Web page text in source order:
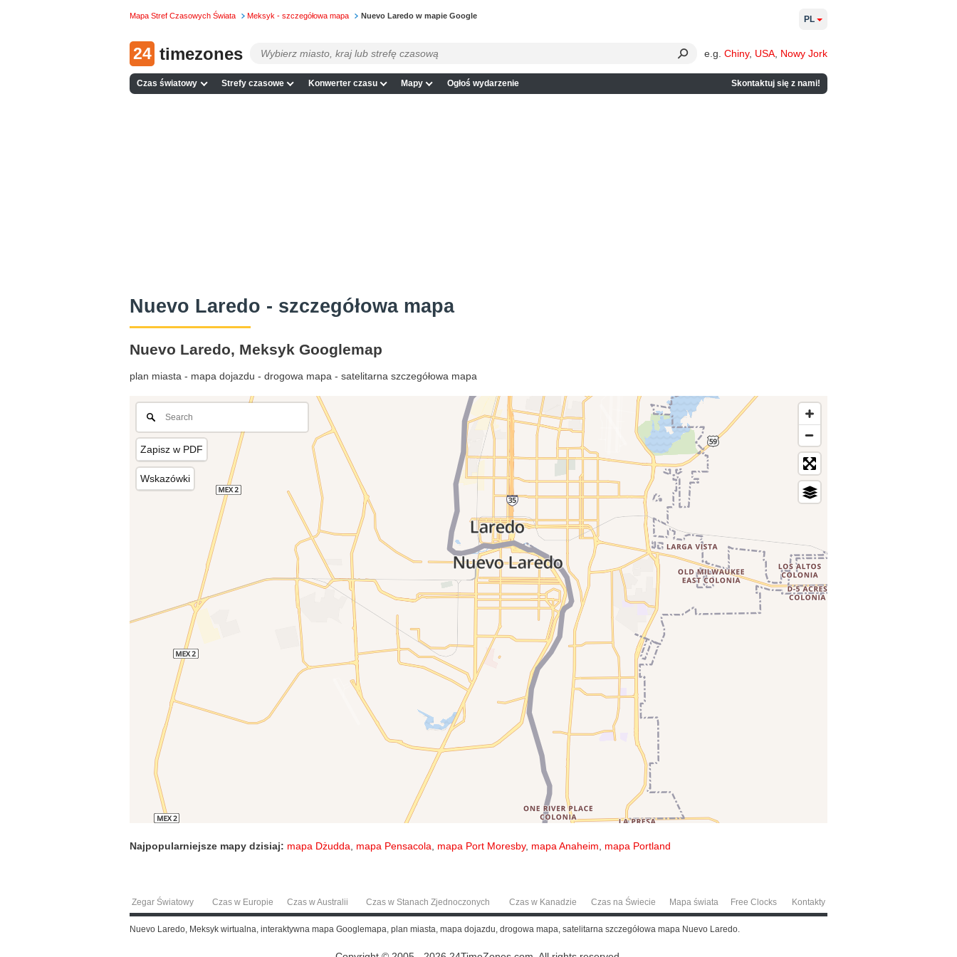
Mapa Stref Czasowych Świata Meksyk - szczegółowa mapa Nuevo Laredo w mapie Google
24 timezones e.g. Chiny, USA Nowy Jork
Czas światowy Strefy czasowe Konwerter czasu Mapy Ogłoś wydarzenie Skontaktuj się z nami!
PL
Nuevo Laredo - szczegółowa mapa
Nuevo Laredo, Meksyk Googlemap
plan miasta - mapa dojazdu - drogowa mapa - satelitarna szczegółowa mapa
Zapisz w PDF
Wskazówki
Najpopularniejsze mapy dzisiaj: mapa Dżudda mapa Pensacola mapa Port Moresby, mapa Anaheim mapa Portland
Zegar Światowy Czas w Europie Czas w Australii Czas w Stanach Zjednoczonych Czas w Kanadzie Czas na Świecie Mapa świata Free Clocks Kontakty
Nuevo Laredo, Meksyk wirtualna, interaktywna mapa Googlemapa, plan miasta, mapa dojazdu, drogowa mapa, satelitarna szczegółowa mapa Nuevo Laredo.